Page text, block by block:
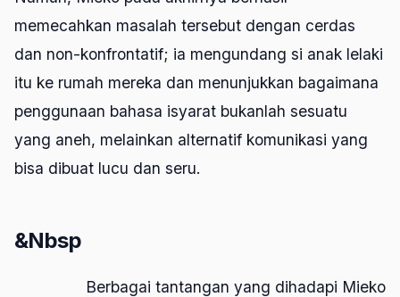
memecahkan masalah tersebut dengan cerdas
dan non-konfrontatif; ia mengundang si anak lelaki
itu ke rumah mereka dan menunjukkan bagaimana
penggunaan bahasa isyarat bukanlah sesuatu
yang aneh, melainkan alternatif komunikasi yang
bisa dibuat lucu dan seru.
&Nbsp
Berbagai tantangan yang dihadapi Mieko